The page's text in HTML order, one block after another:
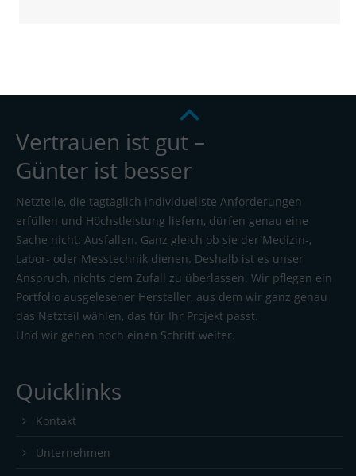
Vertrauen ist gut –
Günter ist besser
Netzteile, die tagtäglich individuellste Anforderungen
erfüllen und Höchstleistung liefern, dürfen genau eine
Sache nicht: Ausfallen. Ganz gleich ob sie der Medizin-,
Labor- oder Messtechnik dienen. Deshalb ist es unser
Anspruch, nichts dem Zufall zu überlassen. Wir pflegen ein
Portfolio ausgelesener Hersteller, aus dem wir ganz genau
das Netzteil wählen, das für Ihr Projekt passt.
Und wir gehen noch einen Schritt weiter.
Quicklinks
Kontakt
Unternehmen